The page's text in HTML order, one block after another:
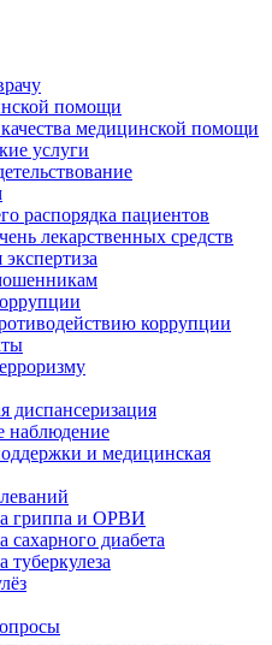
помощи
медицинской помощи
услуги
распорядка пациентов
лекарственных средств
коррупции
диспансеризация
наблюдение
и медицинская
гриппа и ОРВИ
сахарного диабета